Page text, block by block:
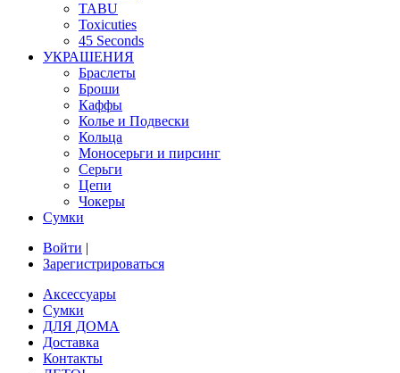
TABU
Toxicuties
45 Seconds
УКРАШЕНИЯ
Браслеты
Броши
Каффы
Колье и Подвески
Кольца
Моносерьги и пирсинг
Серьги
Цепи
Чокеры
Сумки
Войти |
Зарегистрироваться
Аксессуары
Сумки
ДЛЯ ДОМА
Доставка
Контакты